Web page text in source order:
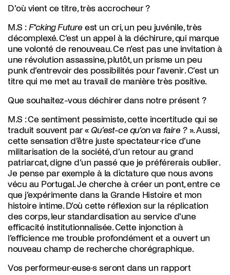
D'où vient ce titre, très accrocheur ?
M.S :F*cking Future est un cri, un peu juvénile, très
décomplexé. C’est un appel à la déchirure, qui marque
une volonté de renouveau. Ce n’est pas une invitation à
une révolution assassine, plutôt, un prisme un peu
punk d’entrevoir des possibilités pour l’avenir. C’est un
titre qui me met au travail de manière très positive.
Que souhaitez-vous déchirer dans notre présent ?
M.S :Ce sentiment pessimiste, cette incertitude qui se
traduit souvent par « Qu’est-ce qu’on va faire ?». Aussi,
cette sensation d’être juste spectateur·rice d’une
militarisation de la société, d’un retour au grand
patriarcat, digne d’un passé que je préférerais oublier.
Je pense par exemple à la dictature que nous avons
vécu au Portugal. Je cherche à créer un pont, entre ce
que j’expérimente dans la Grande Histoire et mon
histoire intime. D’où cette réflexion sur la réplication
des corps, leur standardisation au service d'une
efficacité institutionnalisée. Cette injonction à
l’efficience me trouble profondément et a ouvert un
nouveau champ de recherche chorégraphique.
Vos performeur·euse·s seront dans un rapport